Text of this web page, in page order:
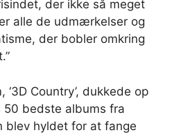
der ikke så meget
alle de udmærkelser og
der bobler omkring
Country’, dukkede op
50 bedste albums fra
blev hyldet for at fange